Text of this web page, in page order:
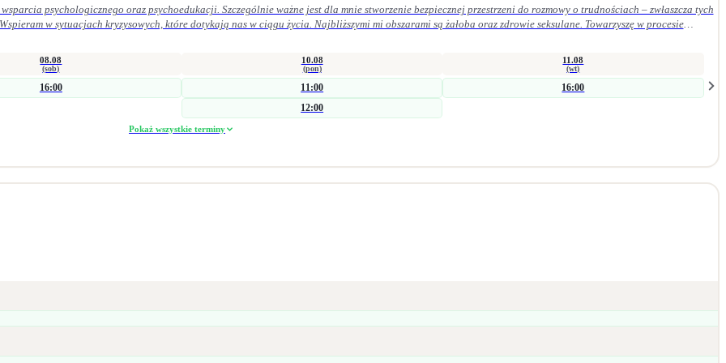
psychologicznego oraz psychoedukacji. Szczególnie ważne jest dla mnie stworzenie bezpiecznej przestrzeni do rozmowy o trudnościach – zwłaszcza tych
w sytuacjach kryzysowych, które dotykają nas w ciągu życia. Najbliższymi mi obszarami są żałoba oraz zdrowie seksulane. Towarzyszę w procesie
osobistym. Pracuję zarówno krótkoterminowo (interwencyjnie), jak i w dłuższych procesach wspierających zmianę. Jestem psycholożką i seksuolożką z
w obszarze seksualności doświadczenie straty i żałoby problemy emocjonalne
jak i grupowo.
08.08
(sob)
16:00
10.08
(pon)
11:00
12:00
11.08
(wt)
16:00
Pokaż wszystkie terminy